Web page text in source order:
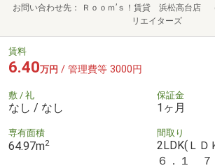
お問い合わせ先
Ｒｏｏｍ’ｓ！賃貸 浜松高台店
リエイターズ
賃料
6.40万円 / 管理費等 3000円
敷 / 礼
なし / なし
保証金
1ヶ月
専有面積
64.97m2
間取り
2LDK(Ｌ
６．１ ７